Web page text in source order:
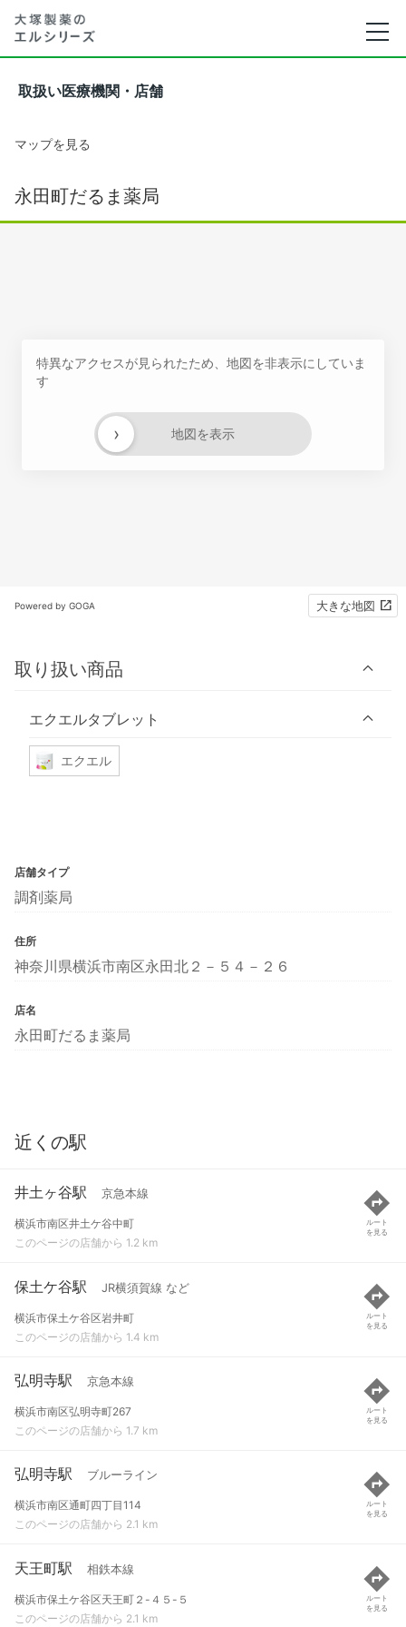
取扱い医療機関・店舗
マップを見る
永田町だるま薬局
特異なアクセスが見られたため、地図を非表示にしていま
す
地図を表示
›
Powered by GOGA 大きな地図
取り扱い商品
エクエルタブレット
エクエル
店舗タイプ
調剤薬局
住所
神奈川県横浜市南区永田北２－５４－２６
店名
永田町だるま薬局
近くの駅
井土ヶ谷駅 京急本線
横浜市南区井土ケ谷中町
このページの店舗から 1.2 km
ルート
を見る
保土ケ谷駅 JR横須賀線 など
横浜市保土ケ谷区岩井町
このページの店舗から 1.4 km
ルート
を見る
弘明寺駅 京急本線
横浜市南区弘明寺町267
このページの店舗から 1.7 km
ルート
を見る
弘明寺駅 ブルーライン
横浜市南区通町四丁目114
このページの店舗から 2.1 km
ルート
を見る
天王町駅 相鉄本線
横浜市保土ケ谷区天王町２-４５-５
このページの店舗から 2.1 km
ルート
を見る